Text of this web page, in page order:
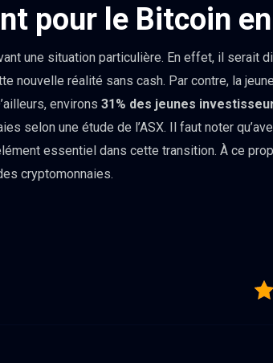
pour le Bitcoin
une situation particulière. En effet, il serait
nouvelle réalité sans cash. Par contre, la
environs 31% des jeunes
selon une étude de l’ASX. Il faut noter
essentiel dans cette transition. À ce
cryptomonnaies.